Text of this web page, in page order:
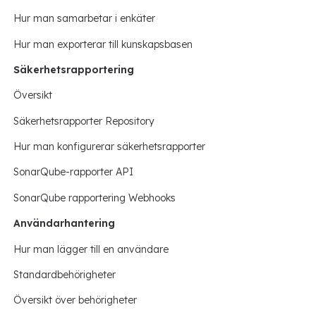
Hur man samarbetar i enkäter
Hur man exporterar till kunskapsbasen
Säkerhetsrapportering
Översikt
Säkerhetsrapporter Repository
Hur man konfigurerar säkerhetsrapporter
SonarQube-rapporter API
SonarQube rapportering Webhooks
Användarhantering
Hur man lägger till en användare
Standardbehörigheter
Översikt över behörigheter